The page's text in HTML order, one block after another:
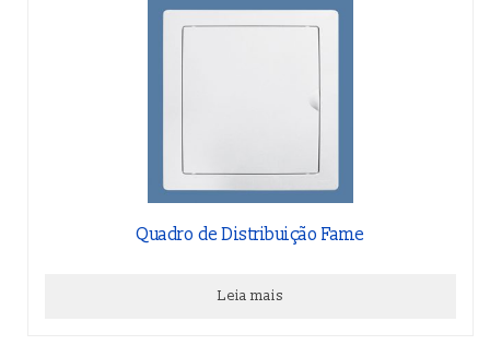
Quadro de Distribuição Fame
Leia mais